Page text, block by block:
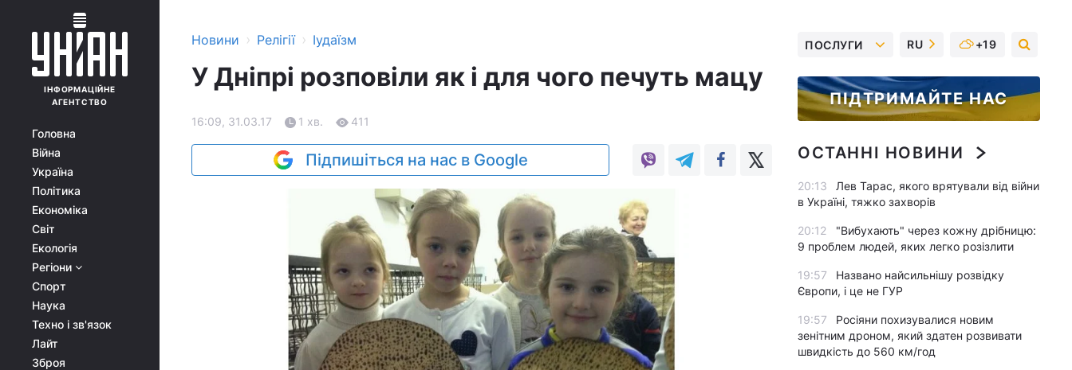
ІНФОРМАЦІЙНЕ
АГЕНТСТВО
Головна
Війна
Україна
Політика
Економіка
Світ
Екологія
Регіони
Спорт
Наука
Техно і зв'язок
Лайт
Зброя
Новини › Релігії › Іудаїзм
У Дніпрі розповіли як і для чого печуть мацу
16:09, 31.03.17 1 хв. 411
Підпишіться на нас в Google
ПОСЛУГИ RU +19
ПІДТРИМАЙТЕ НАС
ОСТАННІ НОВИНИ
20:13
Лев Тарас, якого врятували від війни
в Україні, тяжко захворів
20:12
"Вибухають" через кожну дрібницю:
9 проблем людей, яких легко розізлити
19:57
Названо найсильнішу розвідку
Європи, і це не ГУР
19:57
Росіяни похизувалися новим
зенітним дроном, який здатен розвивати
швидкість до 560 км/год